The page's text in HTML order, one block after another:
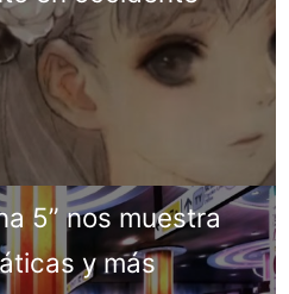
5” nos muestra
y más